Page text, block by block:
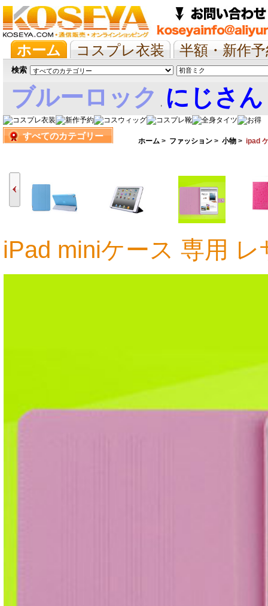
ホーム コスプレ衣装
半額・新作
抱き枕/布団/シーツ
ツイステ ウマ
検索
ブルーロック , にじさ
娘すべてのカテゴリー ホーム > ファッション > 小物 > ipad
2,293円 2,293円 2,598円
iPad miniケース 専用